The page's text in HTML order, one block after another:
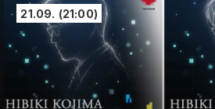
21.09. (21:00)